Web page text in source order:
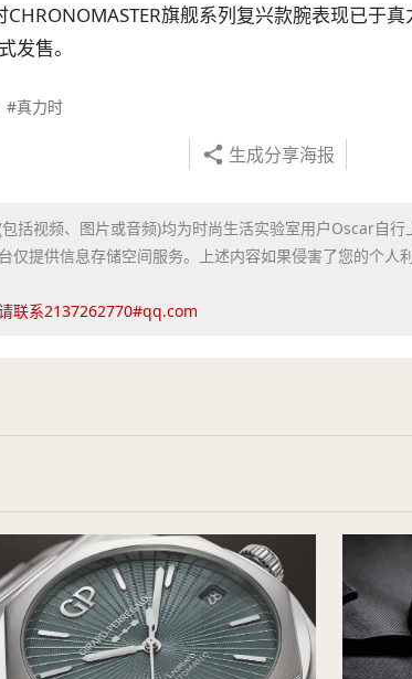
CHRONOMASTER旗舰系列复兴款腕表现已于
发售。
#真力时
生成分享海报
括视频、图片或音频)均为时尚生活实验室用户Oscar自行
仅提供信息存储空间服务。上述内容如果侵害了您的个人
联系2137262770#qq.com